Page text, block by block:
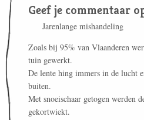
Geef je commentaar
Jarenlange mishandeling
Zoals bij 95% van Vlaanderen
tuin gewerkt.
De lente hing immers in de lucht
buiten.
Met snoeischaar getogen werden
gekortwiekt.